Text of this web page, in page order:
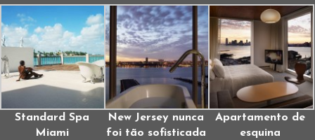
Standard Spa
Miami
New Jersey nunca
foi tão sofisticada
Apartamento de
esquina